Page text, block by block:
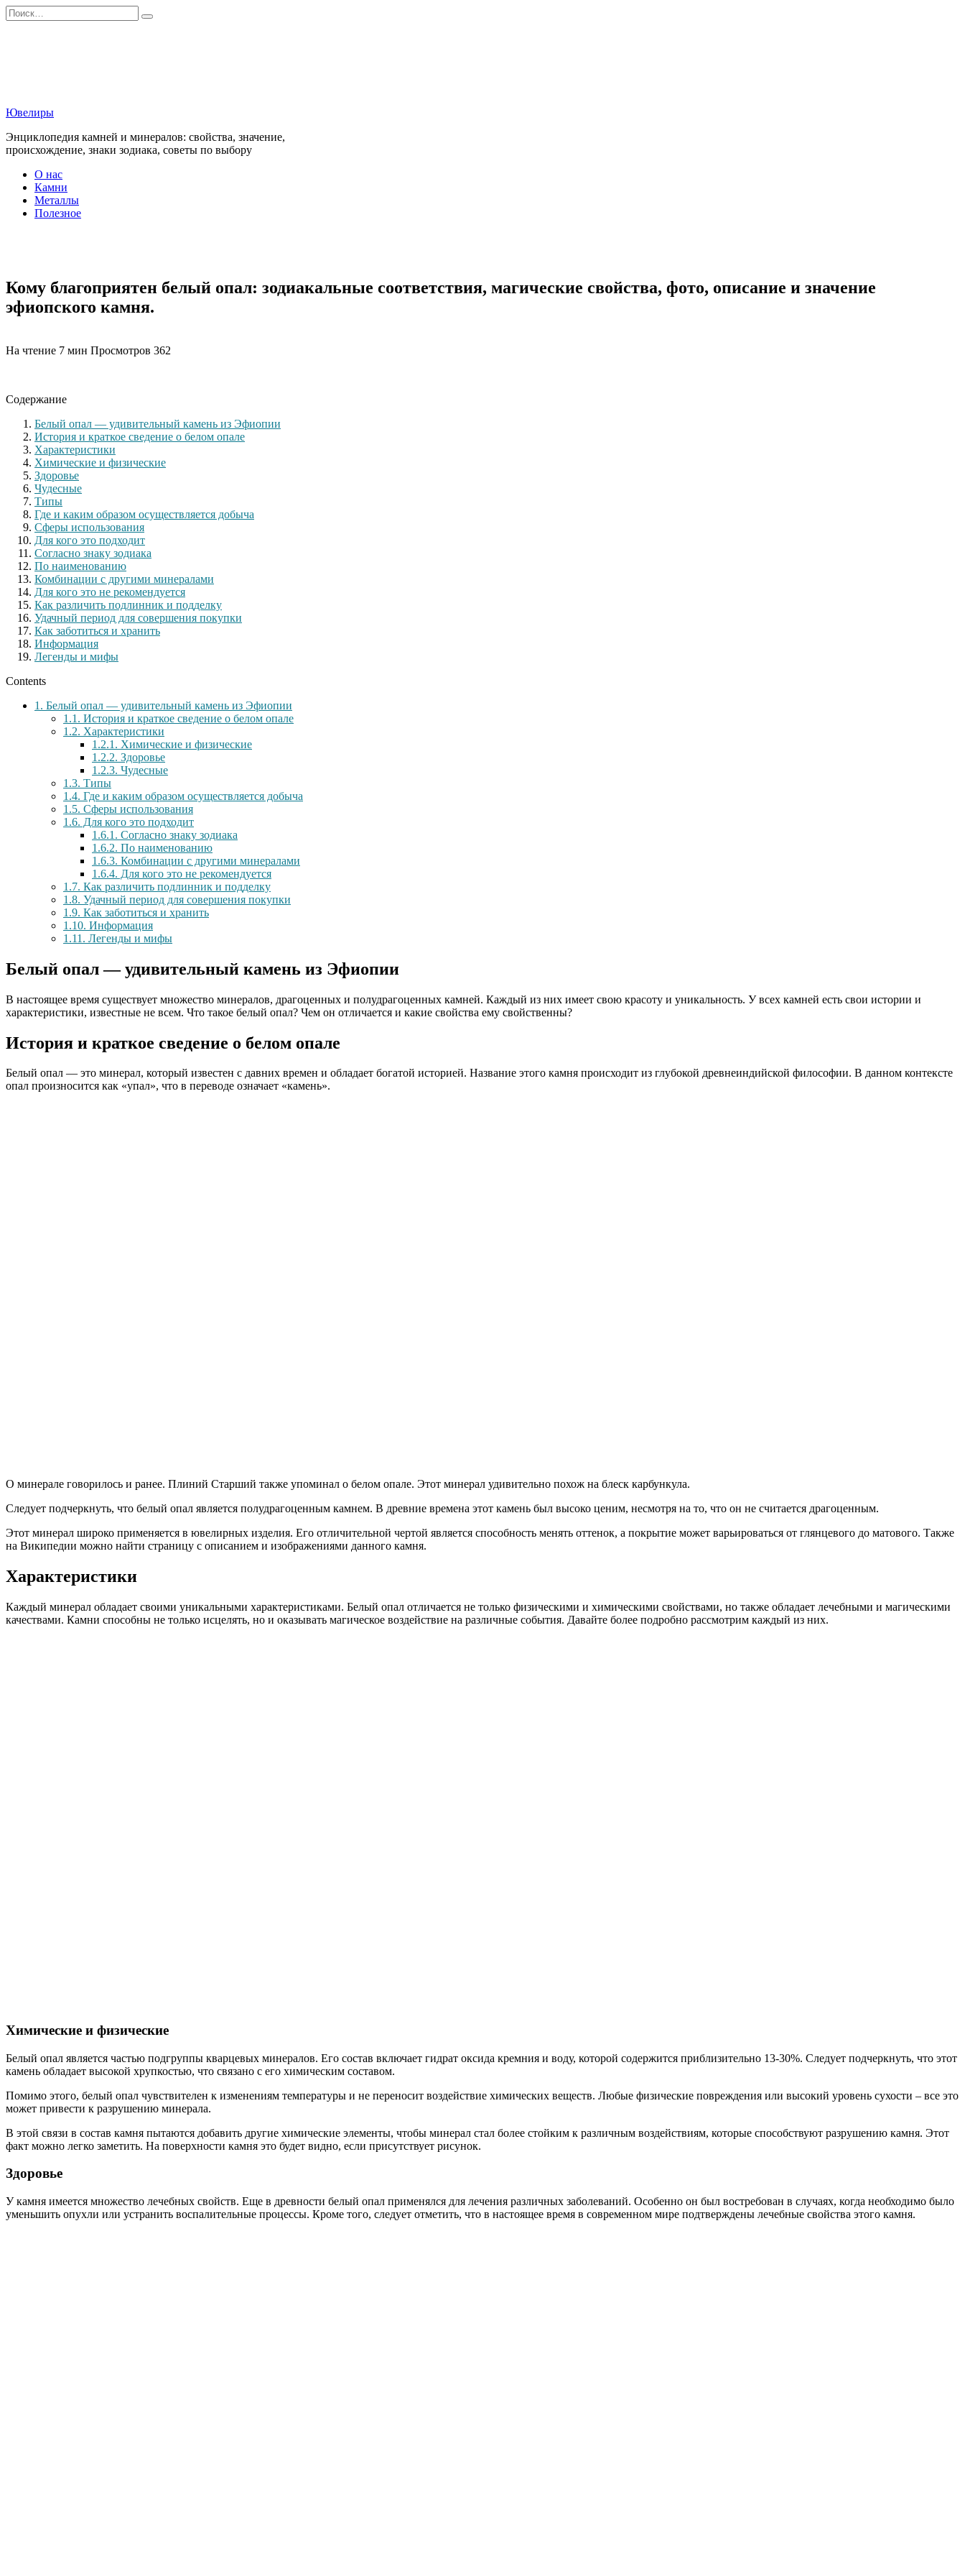
Перейти
к
Search
for:
Ювелиры
Энциклопедия камней и минералов: свойства, значение,
происхождение, знаки зодиака, советы по выбору
О нас
Камни
Металлы
Полезное
Кому благоприятен белый опал: зодиакальные соответствия, магические свойства, фото, описание и значение
эфиопского камня.
На чтение 7 мин Просмотров 362
Содержание
Белый опал — удивительный камень из Эфиопии
История и краткое сведение о белом опале
Характеристики
Химические и физические
Здоровье
Чудесные
Типы
Где и каким образом осуществляется добыча
Сферы использования
Для кого это подходит
Согласно знаку зодиака
По наименованию
Комбинации с другими минералами
Для кого это не рекомендуется
Как различить подлинник и подделку
Удачный период для совершения покупки
Как заботиться и хранить
Информация
Легенды и мифы
Contents
1. Белый опал — удивительный камень из Эфиопии
1.1. История и краткое сведение о белом опале
1.2. Характеристики
1.2.1. Химические и физические
1.2.2. Здоровье
1.2.3. Чудесные
1.3. Типы
1.4. Где и каким образом осуществляется добыча
1.5. Сферы использования
1.6. Для кого это подходит
1.6.1. Согласно знаку зодиака
1.6.2. По наименованию
1.6.3. Комбинации с другими минералами
1.6.4. Для кого это не рекомендуется
1.7. Как различить подлинник и подделку
1.8. Удачный период для совершения покупки
1.9. Как заботиться и хранить
1.10. Информация
1.11. Легенды и мифы
Белый опал — удивительный камень из Эфиопии
В настоящее время существует множество минералов, драгоценных и полудрагоценных камней. Каждый из них имеет свою красоту и уникальность. У всех камней есть свои истории и
характеристики, известные не всем. Что такое белый опал? Чем он отличается и какие свойства ему свойственны?
История и краткое сведение о белом опале
Белый опал — это минерал, который известен с давних времен и обладает богатой историей. Название этого камня происходит из глубокой древнеиндийской философии. В данном контексте
опал произносится как «упал», что в переводе означает «камень».
О минерале говорилось и ранее. Плиний Старший также упоминал о белом опале. Этот минерал удивительно похож на блеск карбункула.
Следует подчеркнуть, что белый опал является полудрагоценным камнем. В древние времена этот камень был высоко ценим, несмотря на то, что он не считается драгоценным.
Этот минерал широко применяется в ювелирных изделия. Его отличительной чертой является способность менять оттенок, а покрытие может варьироваться от глянцевого до матового. Также
на Википедии можно найти страницу с описанием и изображениями данного камня.
Характеристики
Каждый минерал обладает своими уникальными характеристиками. Белый опал отличается не только физическими и химическими свойствами, но также обладает лечебными и магическими
качествами. Камни способны не только исцелять, но и оказывать магическое воздействие на различные события. Давайте более подробно рассмотрим каждый из них.
Химические и физические
Белый опал является частью подгруппы кварцевых минералов. Его состав включает гидрат оксида кремния и воду, которой содержится приблизительно 13-30%. Следует подчеркнуть, что этот
камень обладает высокой хрупкостью, что связано с его химическим составом.
Помимо этого, белый опал чувствителен к изменениям температуры и не переносит воздействие химических веществ. Любые физические повреждения или высокий уровень сухости – все это
может привести к разрушению минерала.
В этой связи в состав камня пытаются добавить другие химические элементы, чтобы минерал стал более стойким к различным воздействиям, которые способствуют разрушению камня. Этот
факт можно легко заметить. На поверхности камня это будет видно, если присутствует рисунок.
Здоровье
У камня имеется множество лечебных свойств. Еще в древности белый опал применялся для лечения различных заболеваний. Особенно он был востребован в случаях, когда необходимо было
уменьшить опухли или устранить воспалительные процессы. Кроме того, следует отметить, что в настоящее время в современном мире подтверждены лечебные свойства этого камня.